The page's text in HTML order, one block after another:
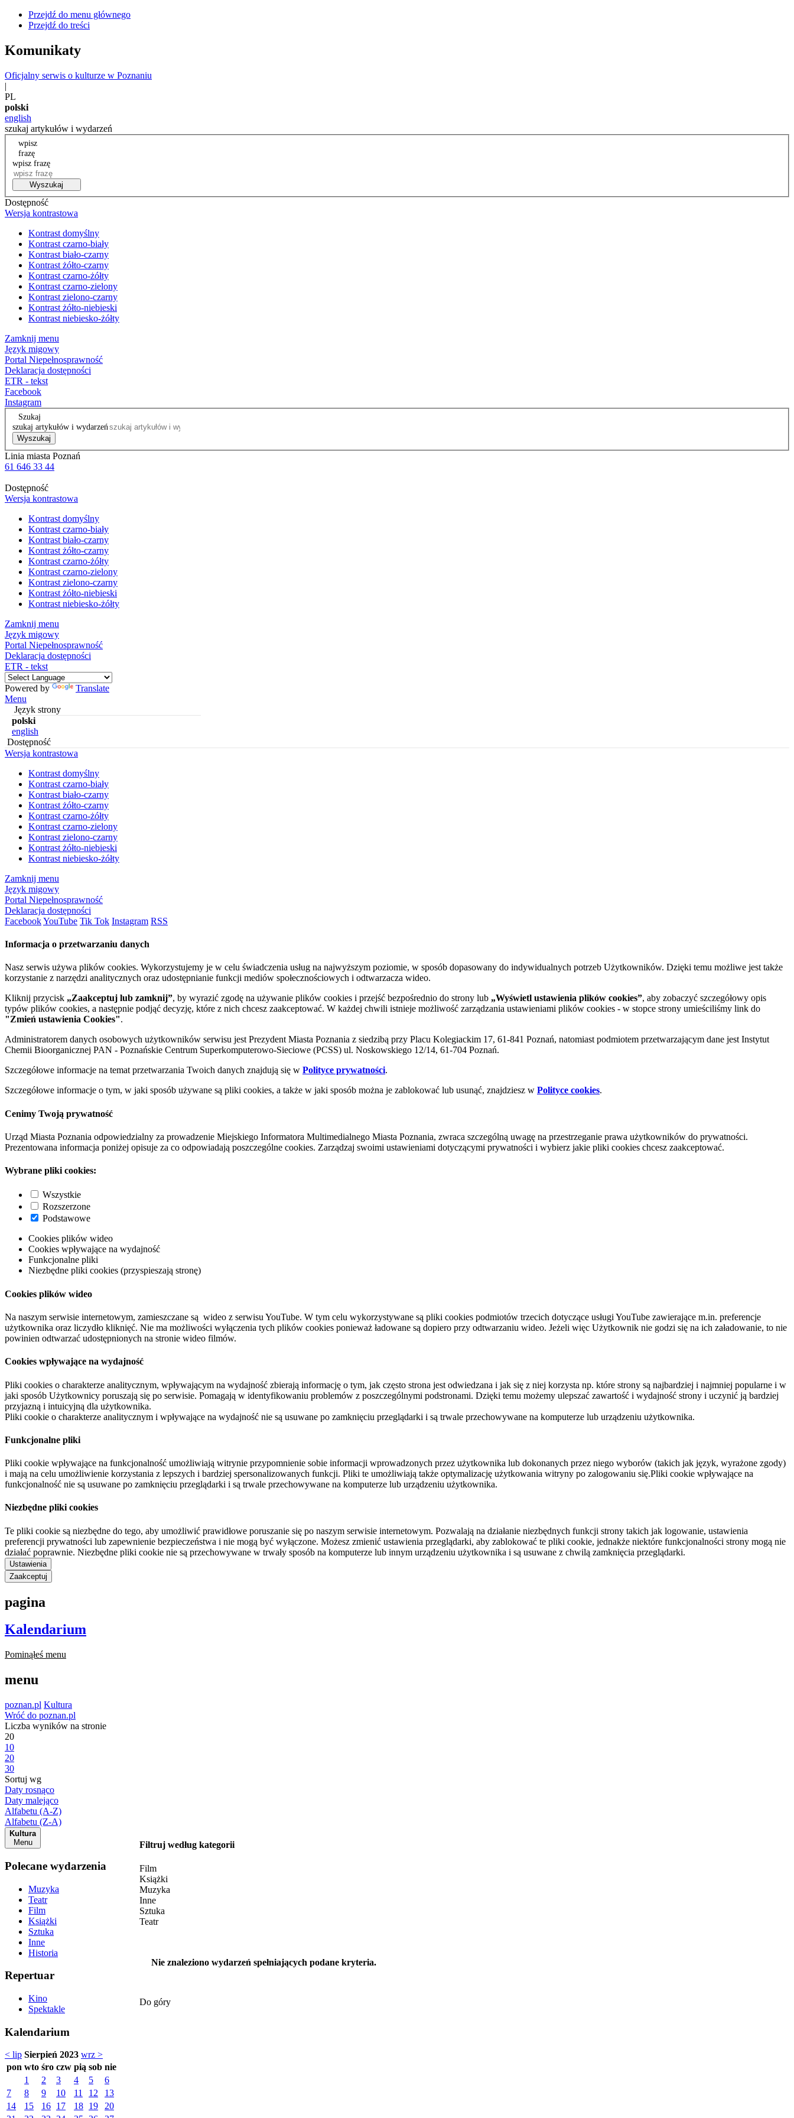
Przejdź do menu głównego
Przejdź do treści
Komunikaty
Oficjalny serwis o kulturze w Poznaniu
|
PL
polski
english
szukaj artykułów i wydarzeń
wpisz
frazę
wpisz frazę
Wyszukaj
Dostępność
Wersja kontrastowa
Kontrast domyślny
Kontrast czarno-biały
Kontrast biało-czarny
Kontrast żółto-czarny
Kontrast czarno-żółty
Kontrast czarno-zielony
Kontrast zielono-czarny
Kontrast żółto-niebieski
Kontrast niebiesko-żółty
Zamknij menu
Język migowy
Portal Niepełnosprawność
Deklaracja dostępności
ETR - tekst
Facebook
Instagram
Szukaj
szukaj artykułów i wydarzeń
Wyszukaj
Linia miasta Poznań
61 646 33 44
Dostępność
Wersja kontrastowa
Kontrast domyślny
Kontrast czarno-biały
Kontrast biało-czarny
Kontrast żółto-czarny
Kontrast czarno-żółty
Kontrast czarno-zielony
Kontrast zielono-czarny
Kontrast żółto-niebieski
Kontrast niebiesko-żółty
Zamknij menu
Język migowy
Portal Niepełnosprawność
Deklaracja dostępności
ETR - tekst
Powered by
Translate
Menu
Język strony
polski
english
Dostępność
Wersja kontrastowa
Kontrast domyślny
Kontrast czarno-biały
Kontrast biało-czarny
Kontrast żółto-czarny
Kontrast czarno-żółty
Kontrast czarno-zielony
Kontrast zielono-czarny
Kontrast żółto-niebieski
Kontrast niebiesko-żółty
Zamknij menu
Język migowy
Portal Niepełnosprawność
Deklaracja dostępności
FacebookYouTube Tik Tok Instagram RSS
Informacja o przetwarzaniu danych
Nasz serwis używa plików cookies. Wykorzystujemy je w celu świadczenia usług na najwyższym poziomie, w sposób dopasowany do indywidualnych potrzeb Użytkowników. Dzięki temu możliwe jest także
korzystanie z narzędzi analitycznych oraz udostępnianie funkcji mediów społecznościowych i odtwarzacza wideo.
Kliknij przycisk „Zaakceptuj lub zamknij”, by wyrazić zgodę na używanie plików cookies i przejść bezpośrednio do strony lub „Wyświetl ustawienia plików cookies”, aby zobaczyć szczegółowy opis
typów plików cookies, a następnie podjąć decyzję, które z nich chcesz zaakceptować. W każdej chwili istnieje możliwość zarządzania ustawieniami plików cookies - w stopce strony umieściliśmy link do
"Zmień ustawienia Cookies".
Administratorem danych osobowych użytkowników serwisu jest Prezydent Miasta Poznania z siedzibą przy Placu Kolegiackim 17, 61-841 Poznań, natomiast podmiotem przetwarzającym dane jest Instytut
Chemii Bioorganicznej PAN - Poznańskie Centrum Superkomputerowo-Sieciowe (PCSS) ul. Noskowskiego 12/14, 61-704 Poznań.
Szczegółowe informacje na temat przetwarzania Twoich danych znajdują się w Polityce prywatności.
Szczegółowe informacje o tym, w jaki sposób używane są pliki cookies, a także w jaki sposób można je zablokować lub usunąć, znajdziesz w Polityce cookies.
Cenimy Twoją prywatność
Urząd Miasta Poznania odpowiedzialny za prowadzenie Miejskiego Informatora Multimedialnego Miasta Poznania, zwraca szczególną uwagę na przestrzeganie prawa użytkowników do prywatności.
Prezentowana informacja poniżej opisuje za co odpowiadają poszczególne cookies. Zarządzaj swoimi ustawieniami dotyczącymi prywatności i wybierz jakie pliki cookies chcesz zaakceptować.
Wybrane pliki cookies:
Wszystkie
Rozszerzone
Podstawowe
Cookies plików wideo
Cookies wpływające na wydajność
Funkcjonalne pliki
Niezbędne pliki cookies (przyspieszają stronę)
Cookies plików wideo
Na naszym serwisie internetowym, zamieszczane są wideo z serwisu YouTube. W tym celu wykorzystywane są pliki cookies podmiotów trzecich dotyczące usługi YouTube zawierające m.in. preferencje
użytkownika oraz liczydło kliknięć. Nie ma możliwości wyłączenia tych plików cookies ponieważ ładowane są dopiero przy odtwarzaniu wideo. Jeżeli więc Użytkownik nie godzi się na ich załadowanie, to nie
powinien odtwarzać udostępnionych na stronie wideo filmów.
Cookies wpływające na wydajność
Pliki cookies o charakterze analitycznym, wpływającym na wydajność zbierają informację o tym, jak często strona jest odwiedzana i jak się z niej korzysta np. które strony są najbardziej i najmniej popularne i w
jaki sposób Użytkownicy poruszają się po serwisie. Pomagają w identyfikowaniu problemów z poszczególnymi podstronami. Dzięki temu możemy ulepszać zawartość i wydajność strony i uczynić ją bardziej
przyjazną i intuicyjną dla użytkownika.
Pliki cookie o charakterze analitycznym i wpływające na wydajność nie są usuwane po zamknięciu przeglądarki i są trwale przechowywane na komputerze lub urządzeniu użytkownika.
Funkcjonalne pliki
Pliki cookie wpływające na funkcjonalność umożliwiają witrynie przypomnienie sobie informacji wprowadzonych przez użytkownika lub dokonanych przez niego wyborów (takich jak język, wyrażone zgody)
i mają na celu umożliwienie korzystania z lepszych i bardziej spersonalizowanych funkcji. Pliki te umożliwiają także optymalizację użytkowania witryny po zalogowaniu się.Pliki cookie wpływające na
funkcjonalność nie są usuwane po zamknięciu przeglądarki i są trwale przechowywane na komputerze lub urządzeniu użytkownika.
Niezbędne pliki cookies
Te pliki cookie są niezbędne do tego, aby umożliwić prawidłowe poruszanie się po naszym serwisie internetowym. Pozwalają na działanie niezbędnych funkcji strony takich jak logowanie, ustawienia
preferencji prywatności lub zapewnienie bezpieczeństwa i nie mogą być wyłączone. Możesz zmienić ustawienia przeglądarki, aby zablokować te pliki cookie, jednakże niektóre funkcjonalności strony mogą nie
działać poprawnie. Niezbędne pliki cookie nie są przechowywane w trwały sposób na komputerze lub innym urządzeniu użytkownika i są usuwane z chwilą zamknięcia przeglądarki.
Ustawienia
Zaakceptuj
pagina
Kalendarium
Pominąłeś menu
menu
poznan.pl Kultura
Wróć do poznan.pl
Liczba wyników na stronie
20
10
20
30
Sortuj wg
Daty rosnąco
Daty malejąco
Alfabetu (A-Z)
Alfabetu (Z-A)
Kultura
Menu
Polecane wydarzenia
Muzyka
Teatr
Film
Książki
Sztuka
Inne
Historia
Repertuar
Kino
Spektakle
Kalendarium
< lip Sierpień 2023 wrz >
pon wto śro czw pią sob nie
1
2 3 4 5
6
7
8 9 10 11 12
13
14
15 16 17 18 19
20
Filtruj według kategorii
Film
Książki
Muzyka
Inne
Sztuka
Teatr
Nie znaleziono wydarzeń spełniających podane kryteria.
Do góry